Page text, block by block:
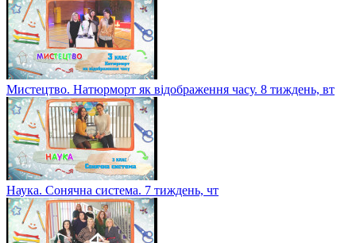
Мистецтво. Натюрморт як відображення часу. 8 тиждень, вт
Наука. Сонячна система. 7 тиждень, чт